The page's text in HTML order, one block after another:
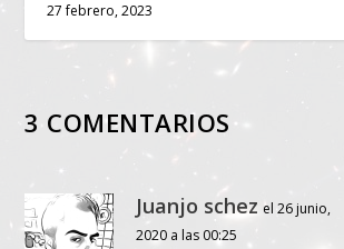
27 febrero, 2023
3 COMENTARIOS
Juanjo schez el 26 junio,
2020 a las 00:25